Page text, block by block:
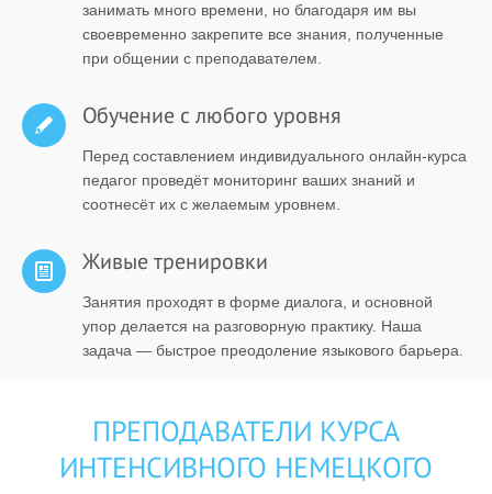
занимать много времени, но благодаря им вы
своевременно закрепите все знания, полученные
при общении с преподавателем.
Обучение с любого уровня
Перед составлением индивидуального онлайн-курса
педагог проведёт мониторинг ваших знаний и
соотнесёт их с желаемым уровнем.
Живые тренировки
Занятия проходят в форме диалога, и основной
упор делается на разговорную практику. Наша
задача — быстрое преодоление языкового барьера.
ПРЕПОДАВАТЕЛИ КУРСА
ИНТЕНСИВНОГО НЕМЕЦКОГО